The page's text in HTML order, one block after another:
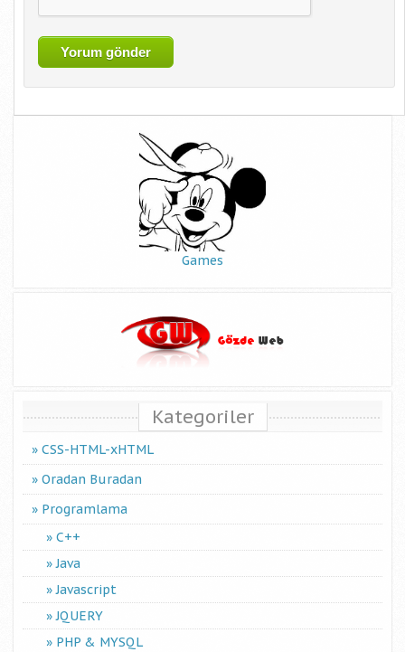
Games
Kategoriler
CSS-HTML-xHTML
Oradan Buradan
Programlama
C++
Java
Javascript
JQUERY
PHP & MYSQL